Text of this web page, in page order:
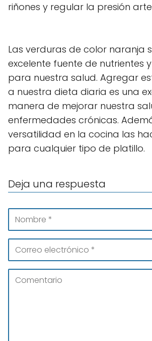
riñones y regular la presión
Las verduras de color naranja
excelente fuente de nutrientes
para nuestra salud. Agregar
a nuestra dieta diaria es una
manera de mejorar nuestra
enfermedades crónicas.
versatilidad en la cocina las
para cualquier tipo de platillo.
Deja una respuesta